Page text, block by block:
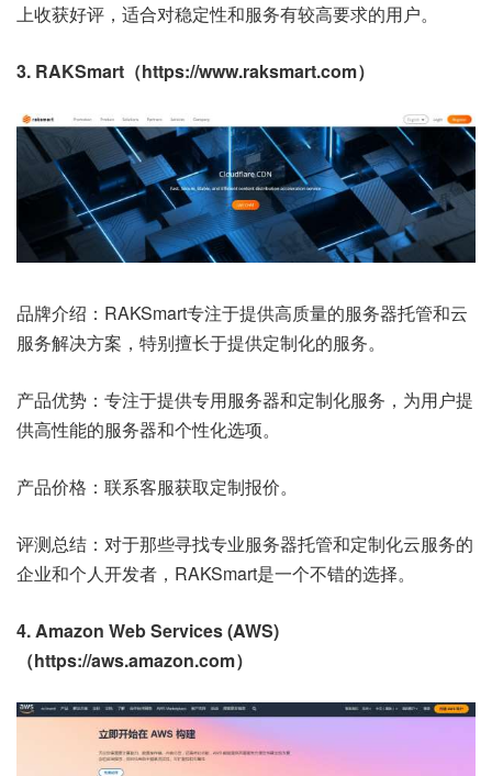
上收获好评，适合对稳定性和服务有较高要求的用户。
3. RAKSmart（https://www.raksmart.com）
品牌介绍：RAKSmart专注于提供高质量的服务器托管和云
服务解决方案，特别擅长于提供定制化的服务。
产品优势：专注于提供专用服务器和定制化服务，为用户提
供高性能的服务器和个性化选项。
产品价格：联系客服获取定制报价。
评测总结：对于那些寻找专业服务器托管和定制化云服务的
企业和个人开发者，RAKSmart是一个不错的选择。
4. Amazon Web Services (AWS)
（https://aws.amazon.com）